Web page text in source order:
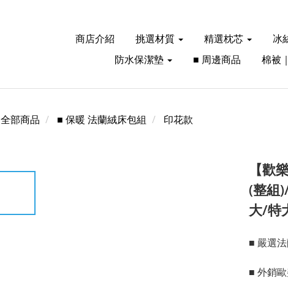
商店介紹 挑選材質 精選枕芯 冰
防水保潔墊
■ 周邊商品 棉被
全部商品 ■ 保暖 法蘭絨床包組 印花款
【歡
(整組
大/特
■ 嚴選
■ 外銷